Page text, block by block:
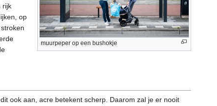
muurpeper op een bushokje
rijk
op
ook aan, acre betekent scherp. Daarom zal je er nooit